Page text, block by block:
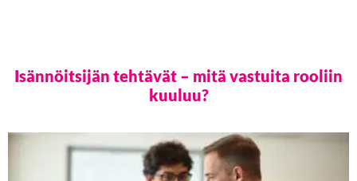
Isännöitsijän tehtävät – mitä vastuita rooliin
kuuluu?